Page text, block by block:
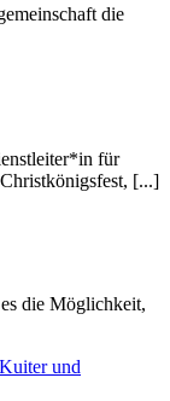
die
für
[...]
die Möglichkeit,
und